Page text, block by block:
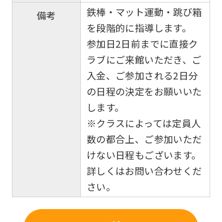
備考
鉄棒・マット運動・跳び箱
を段階的に指導します。
参加日2日前までに直接ク
ラブにご来館いただき、ご
入金、ご参加される2日分
の日程の決定をお願いいた
します。
※クラスによっては定員人
数の都合上、ご参加いただ
けない日程もございます。
詳しくはお問い合わせくだ
さい。
you
fully
understand
this
before
using
the
service.
Automatic